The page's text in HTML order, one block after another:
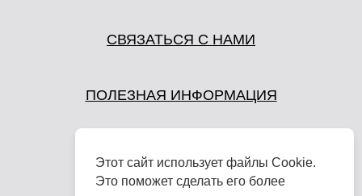
СВЯЗАТЬСЯ С НАМИ
ПОЛЕЗНАЯ ИНФОРМАЦИЯ
Этот сайт использует файлы Cookie.
Это поможет сделать его более